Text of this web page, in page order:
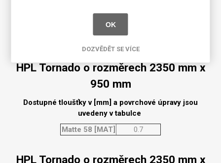
uvedeny v tabulce
Matte 58 [MAT]
HPL Tornado o rozměrech 2350 mm x
950 mm
Dostupné tloušťky v [mm] a povrchové úpravy jsou
uvedeny v tabulce
Matte 58 [MAT]
0.7
HPL Tornado o rozměrech 2350 mm x
OK
DOZVĚDĚT SE VÍCE